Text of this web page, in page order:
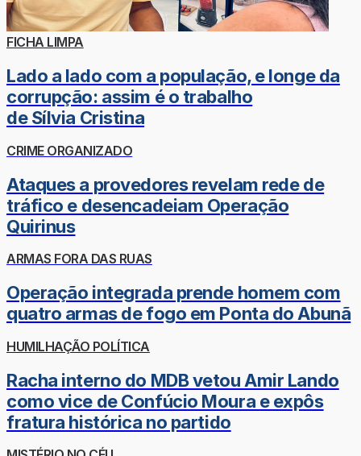
FICHA LIMPA
Lado a lado com a população, e longe da
corrupção: assim é o trabalho
de Sílvia Cristina
CRIME ORGANIZADO
Ataques a provedores revelam rede de
tráfico e desencadeiam Operação
Quirinus
ARMAS FORA DAS RUAS
Operação integrada prende homem com
quatro armas de fogo em Ponta do Abunã
HUMILHAÇÃO POLÍTICA
Racha interno do MDB vetou Amir Lando
como vice de Confúcio Moura e expôs
fratura histórica no partido